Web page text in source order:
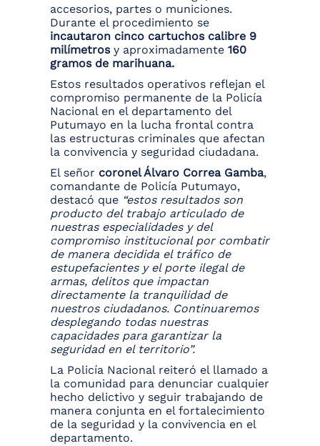
accesorios, partes o municiones.
Durante el procedimiento se
incautaron cinco cartuchos calibre 9
milímetrosy aproximadamente 160
gramos de marihuana.
Estos resultados operativos reflejan el
compromiso permanente de la Policía
Nacional en el departamento del
Putumayo en la lucha frontal contra
las estructuras criminales que afectan
la convivencia y seguridad ciudadana.
El señor coronel Álvaro Correa Gamba,
comandante de Policía Putumayo,
destacó que “estos resultados son
producto del trabajo articulado de
nuestras especialidades y del
compromiso institucional por combatir
de manera decidida el tráfico de
estupefacientes y el porte ilegal de
armas, delitos que impactan
directamente la tranquilidad de
nuestros ciudadanos. Continuaremos
desplegando todas nuestras
capacidades para garantizar la
seguridad en el territorio”.
La Policía Nacional reiteró el llamado a
la comunidad para denunciar cualquier
hecho delictivo y seguir trabajando de
manera conjunta en el fortalecimiento
de la seguridad y la convivencia en el
departamento.